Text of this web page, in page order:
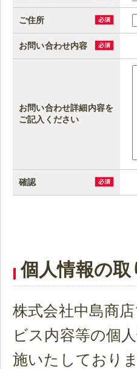
ご住所
お問い合わせ内容
お問い合わせ詳細内容を
ご記入ください
確認
個人情報の
株式会社中島商
ビス内容等の個
施いたしておりま